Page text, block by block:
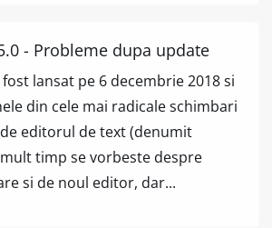
- Probleme dupa update
lansat pe 6 decembrie 2018 si
din cele mai radicale schimbari
editorul de text (denumit
timp se vorbeste despre
si de noul editor, dar...